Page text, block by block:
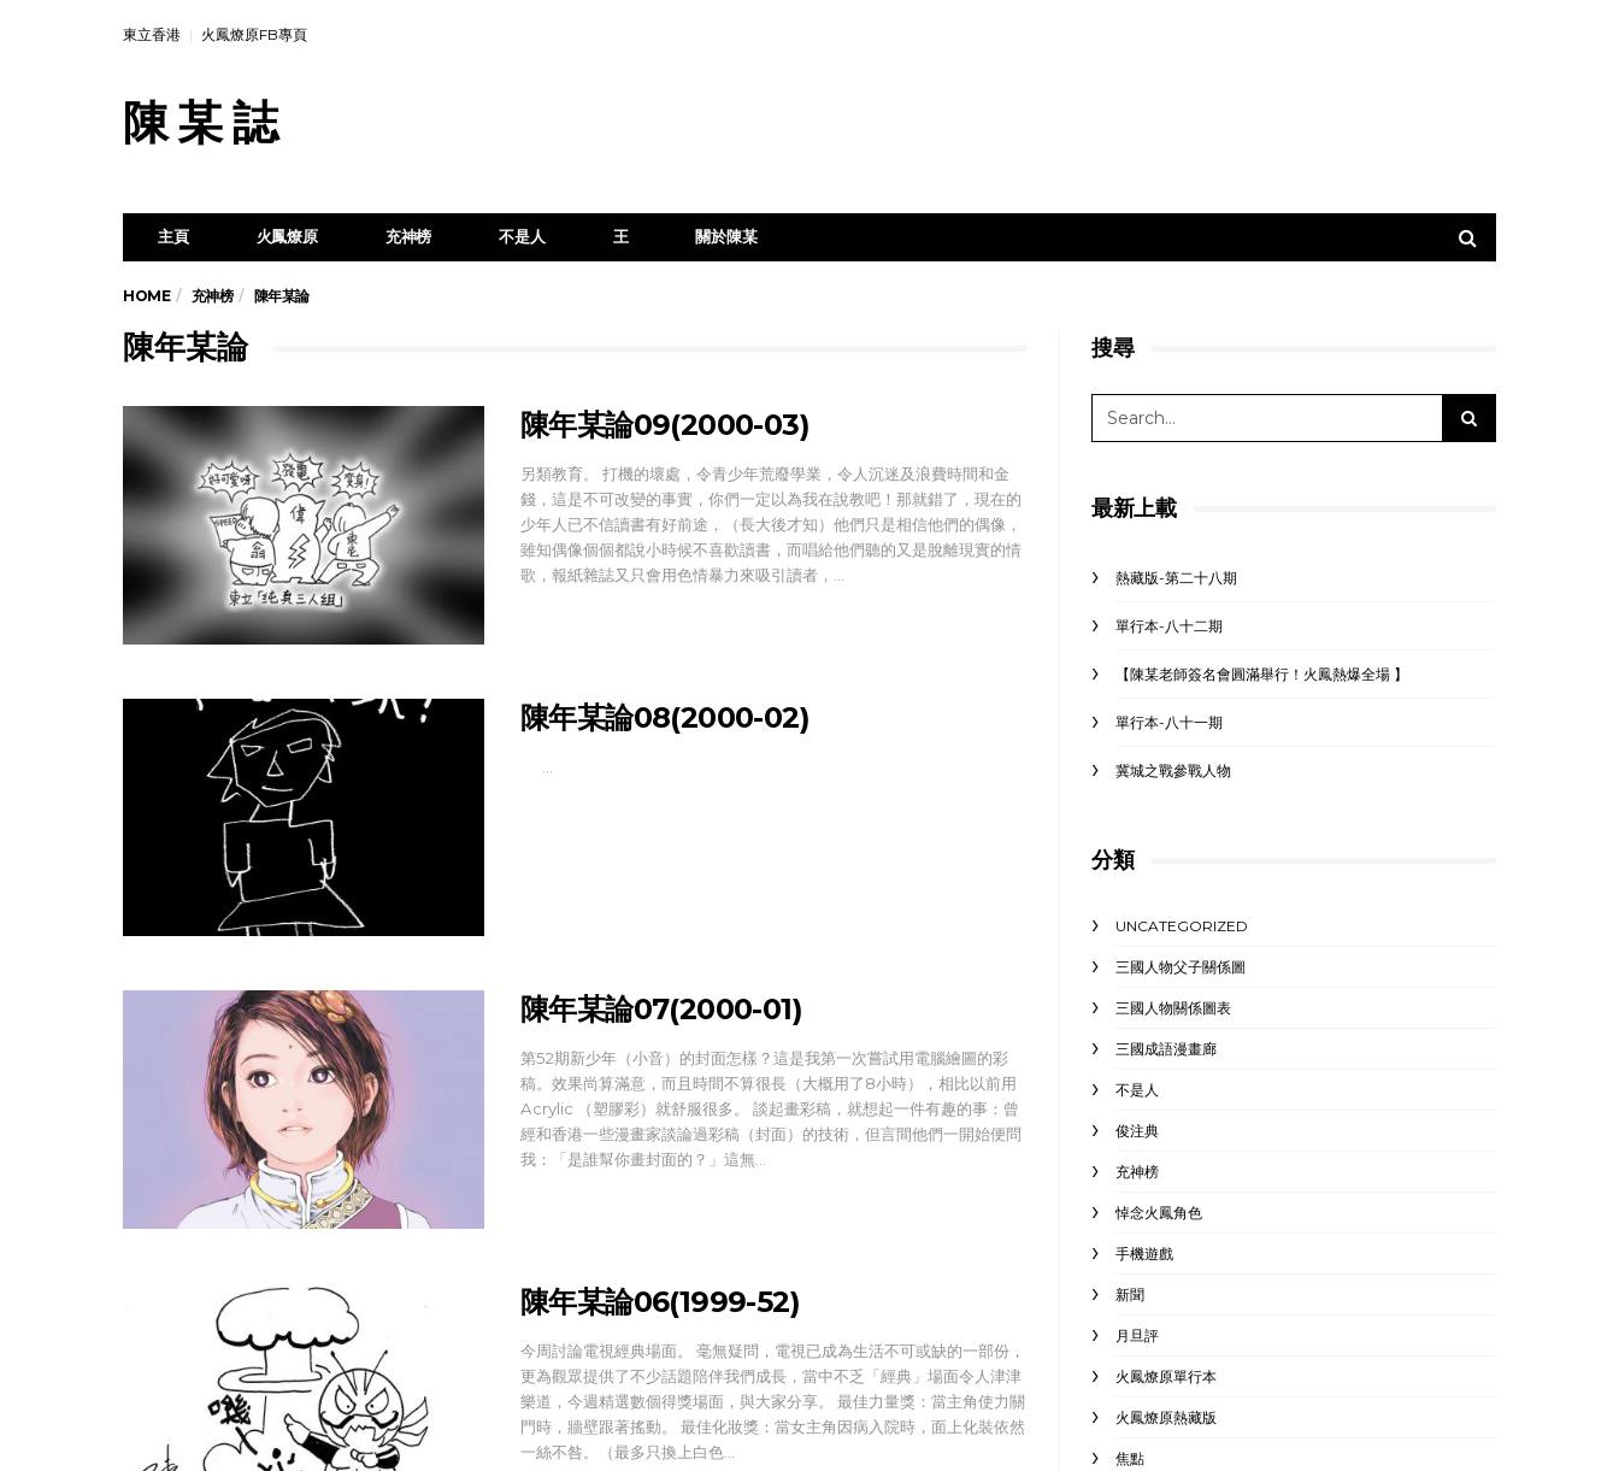
東立香港 火鳳燎原FB專頁
陳 某 誌
主頁 火鳳燎原 充神榜 不是人 王 關於陳某
HOME 充神榜 陳年某論
陳年某論
陳年某論09(2000-03)
另類教育。 打機的壞處，令青少年荒廢學業，令人沉迷及浪費時間和金
錢，這是不可改變的事實，你們一定以為我在說教吧！那就錯了，現在的
少年人已不信讀書有好前途，（長大後才知）他們只是相信他們的偶像，
雖知偶像個個都說小時候不喜歡讀書，而唱給他們聽的又是脫離現實的情
歌，報紙雜誌又只會用色情暴力來吸引讀者，…
陳年某論08(2000-02)
陳年某論07(2000-01)
第52期新少年（小音）的封面怎樣？這是我第一次嘗試用電腦繪圖的彩
稿。效果尚算滿意，而且時間不算很長（大概用了8小時），相比以前用
Acrylic （塑膠彩）就舒服很多。 談起畫彩稿，就想起一件有趣的事：曾
經和香港一些漫畫家談論過彩稿（封面）的技術，但言間他們一開始便問
我：「是誰幫你畫封面的？」這無…
陳年某論06(1999-52)
今周討論電視經典場面。 毫無疑問，電視已成為生活不可或缺的一部份，
更為觀眾提供了不少話題陪伴我們成長，當中不乏「經典」場面令人津津
樂道，今週精選數個得獎場面，與大家分享。 最佳力量獎：當主角使力關
門時，牆壁跟著搖動。 最佳化妝獎：當女主角因病入院時，面上化裝依然
一絲不咎。（最多只換上白色…
搜尋
最新上載
熱藏版-第二十八期
單行本-八十二期
【陳某老師簽名會圓滿舉行！火鳳熱爆全場 】
單行本-八十一期
冀城之戰參戰人物
分類
UNCATEGORIZED
三國人物父子關係圖
三國人物關係圖表
三國成語漫畫廊
不是人
俊注典
充神榜
悼念火鳳角色
手機遊戲
新聞
月旦評
火鳳燎原單行本
火鳳燎原熱藏版
焦點